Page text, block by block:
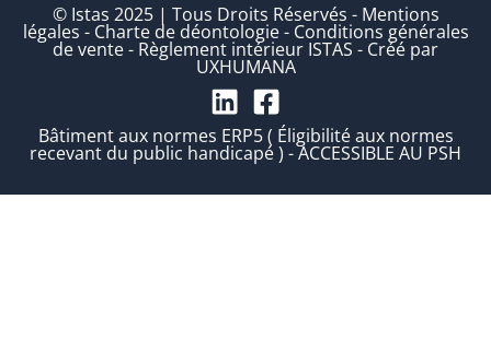
© Istas 2025 | Tous Droits Réservés - Mentions
légales - Charte de déontologie- Conditions générales
de vente- Règlement intérieur ISTAS - Créé par
UXHUMANA
Bâtiment aux normes ERP5 ( Éligibilité aux normes
recevant du public handicapé ) - ACCESSIBLE AU PSH